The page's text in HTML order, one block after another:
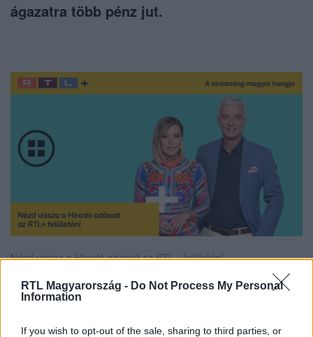
RTL Magyarország - Do Not Process My Personal
Information
If you wish to opt-out of the sale, sharing to third parties, or
ágazatra több pénz jut.
Nézd vissza a Híradó adásait az RTL+ felületén!
legyen a Google-találatokban!